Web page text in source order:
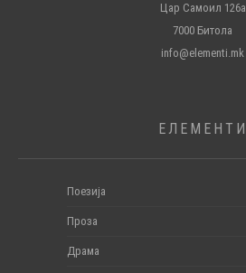
Цар Самоил 126а
7000 Битола
info@elementi.mk
ЕЛЕМЕНТИ
Поезија
Проза
Драма